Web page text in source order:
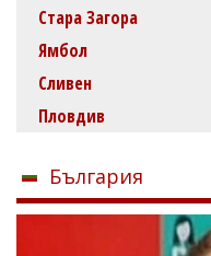
Стара Загора
Ямбол
Сливен
Пловдив
България